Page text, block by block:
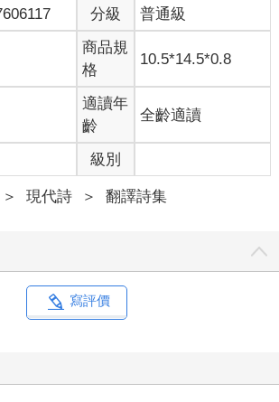
醒，
名─當你
的聲聲告別，
。
比你的
狂喜中
個世界──發現
分級 普通級
商品規
格
10.5*14.5*0.8
適讀年
齡
全齡適讀
級別
＞ 現代詩 ＞ 翻譯詩集
寫評價